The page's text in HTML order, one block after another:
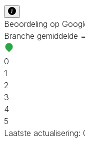
Beoordeling op
Branche gemiddelde
0
1
2
3
4
5
Laatste